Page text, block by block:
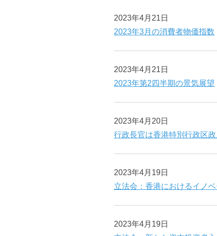
2023年4月21日
2023年3月の消費者物価指数
2023年4月21日
2023年第2四半期の景気展望
2023年4月20日
行政長官は香港特別行政区
2023年4月19日
立法会：香港におけるイノ
2023年4月19日